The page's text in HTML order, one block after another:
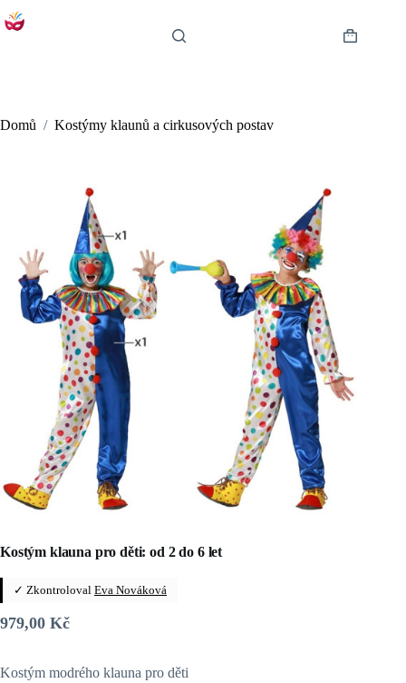
to
Shopping
Domů / Kostýmy klaunů a cirkusových postav
Kostým klauna pro děti: od 2 do 6 let
✓ Zkontroloval Eva Nováková
979,00 Kč
Kostým modrého klauna pro děti